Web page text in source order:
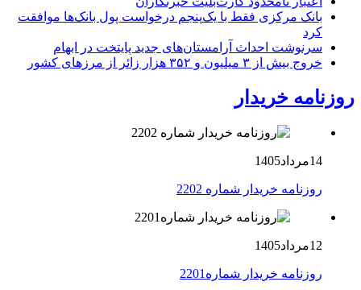
بانک مرکزی فقط با یک‌‎پنجم درخواست پول بانک‌ها موافقت
کرد
سرنوشت احداث آرامستان‌های جدید پایتخت در ابهام
خروج بیش از ۳ میلیون و ۳۵۲ هزار زائر از مرزهای کشور
روزنامه خریدار
14مرداد1405
روزنامه خریدار شماره 2202
12مرداد1405
روزنامه خریدار شماره2201